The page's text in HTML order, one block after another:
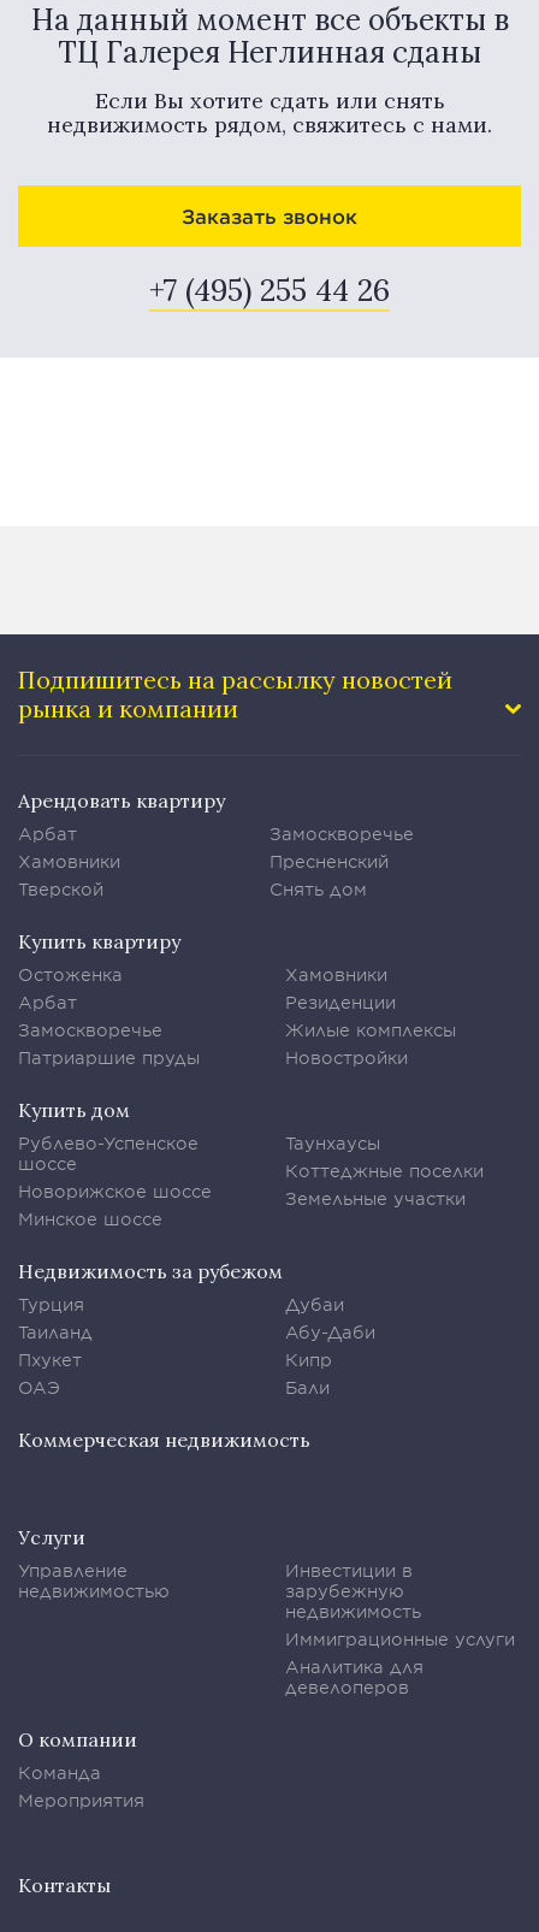
На данный момент все объекты в
ТЦ Галерея Неглинная сданы
Если Вы хотите сдать или снять
недвижимость рядом, свяжитесь с нами.
Заказать звонок
+7 (495) 255 44 26
Подпишитесь на рассылку новостей
рынка и компании
Арендовать квартиру
Арбат
Хамовники
Тверской
Замоскворечье
Пресненский
Снять дом
Купить квартиру
Остоженка
Арбат
Замоскворечье
Патриаршие пруды
Хамовники
Резиденции
Жилые комплексы
Новостройки
Купить дом
Рублево-Успенское
шоссе
Новорижское шоссе
Минское шоссе
Таунхаусы
Коттеджные поселки
Земельные участки
Недвижимость за рубежом
Турция
Таиланд
Пхукет
ОАЭ
Дубаи
Абу-Даби
Кипр
Бали
Коммерческая недвижимость
Услуги
Управление
недвижимостью
Инвестиции в
зарубежную
недвижимость
Иммиграционные услуги
Аналитика для
девелоперов
О компании
Команда
Мероприятия
Контакты